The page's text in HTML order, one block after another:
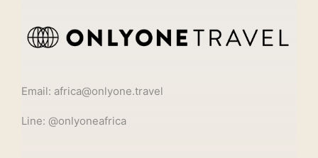
Email: africa@onlyone.travel
Line: @onlyoneafrica